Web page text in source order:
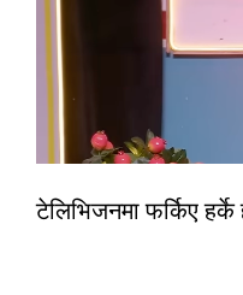
टेलिभिजनमा फर्किए